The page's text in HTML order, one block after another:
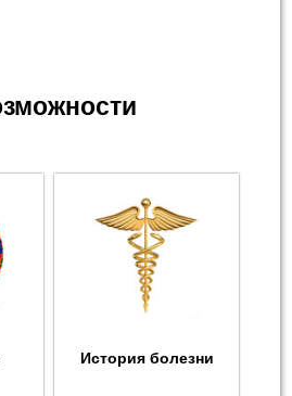
История болезни